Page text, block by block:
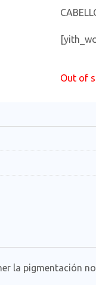
Out of
la pigmentación